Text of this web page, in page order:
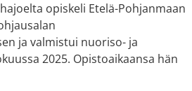
opiskeli Etelä-Pohjanmaan
ja valmistui nuoriso- ja
2025. Opistoaikaansa hän